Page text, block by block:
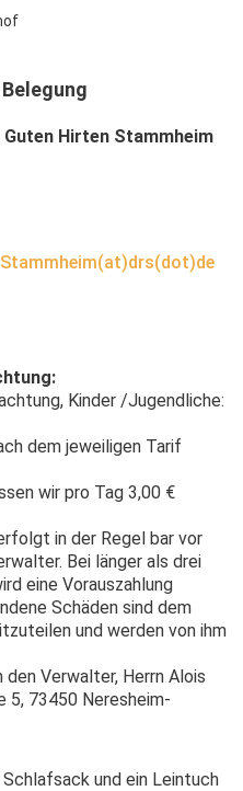
Hirten Stammheim
, Kinder /Jugendliche:
dem jeweiligen Tarif
wir pro Tag 3,00 €
in der Regel bar vor
Bei länger als drei
eine Vorauszahlung
Schäden sind dem
und werden von ihm
den Verwalter, Herrn Alois
5, 73450 Neresheim-
und ein Leintuch